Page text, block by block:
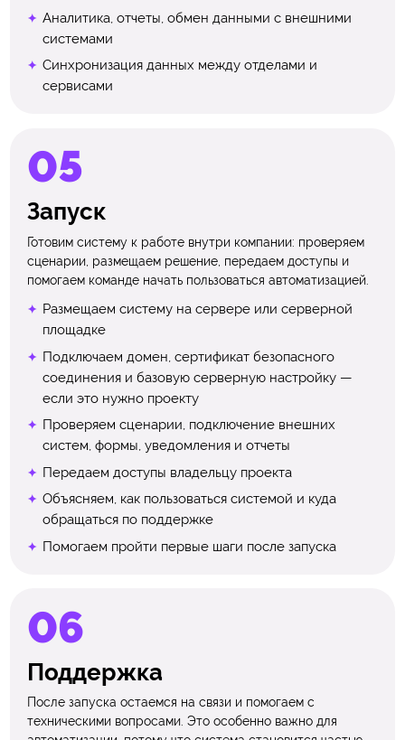
Аналитика, отчеты, обмен данными с внешними
системами
Синхронизация данных между отделами и
сервисами
Запуск
Готовим систему к работе внутри компании: проверяем
сценарии, размещаем решение, передаем доступы и
помогаем команде начать пользоваться автоматизацией.
Размещаем систему на сервере или серверной
площадке
Подключаем домен, сертификат безопасного
соединения и базовую серверную настройку —
если это нужно проекту
Проверяем сценарии, подключение внешних
систем, формы, уведомления и отчеты
Передаем доступы владельцу проекта
Объясняем, как пользоваться системой и куда
обращаться по поддержке
Помогаем пройти первые шаги после запуска
Поддержка
После запуска остаемся на связи и помогаем с
техническими вопросами. Это особенно важно для